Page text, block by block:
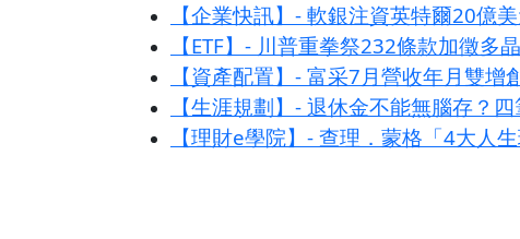
【企業快訊】- 軟銀注資英特爾20億
【ETF】- 川普重拳祭232條款加徵
【資產配置】- 富采7月營收年月雙
【生涯規劃】- 退休金不能無腦存？
【理財e學院】- 查理．蒙格「4大人